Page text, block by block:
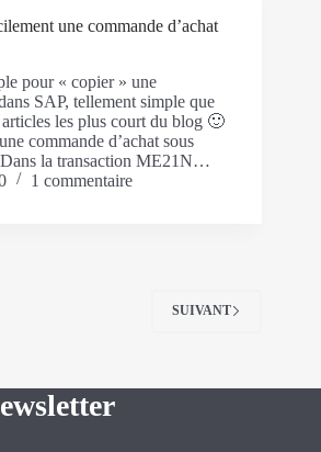
une commande d’achat
pour « copier » une
SAP, tellement simple que
les plus court du blog 🙂
commande d’achat sous
la transaction ME21N…
1 commentaire
SUIVANT